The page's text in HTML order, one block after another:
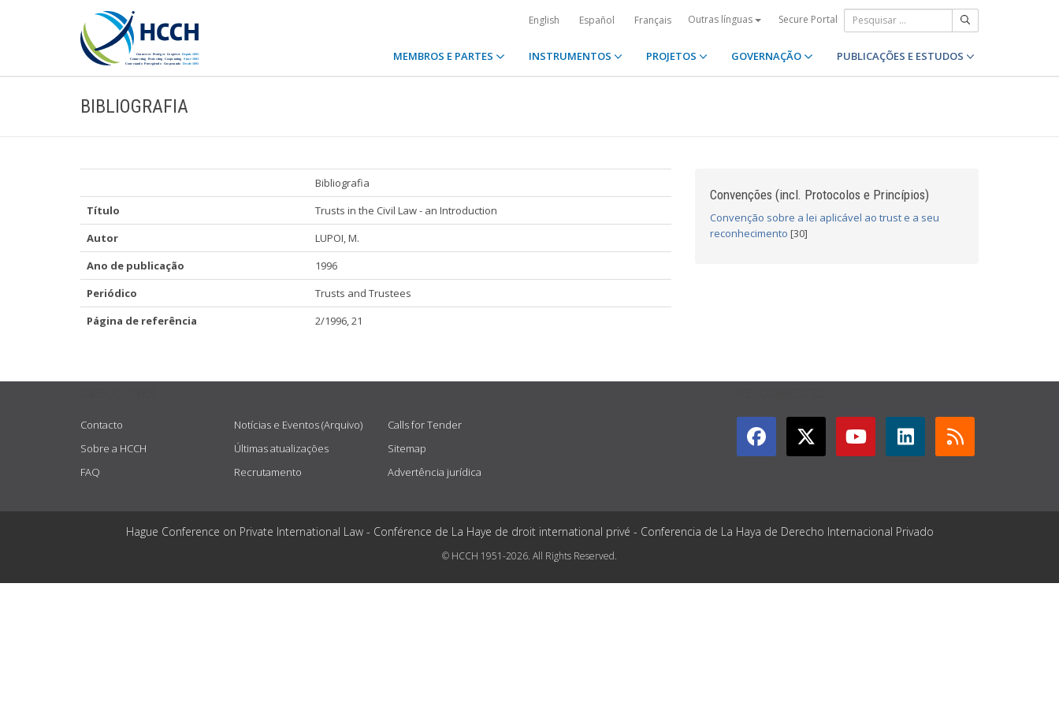
English Español Français Outras línguas Secure Portal
MEMBROS E PARTES INSTRUMENTOS PROJETOS GOVERNAÇÃO PUBLICAÇÕES E ESTUDOS
BIBLIOGRAFIA
Bibliografia
Título
Trusts in the Civil Law - an Introduction
Autor
LUPOI, M.
Ano de publicação
1996
Periódico
Trusts and Trustees
Página de referência
2/1996, 21
Convenções (incl. Protocolos e Princípios)
Convenção sobre a lei aplicável ao trust e a seu
reconhecimento [30]
Contacto
Sobre a HCCH
FAQ
Notícias e Eventos (Arquivo)
Últimas atualizações
Recrutamento
Calls for Tender
Sitemap
Advertência jurídica
Hague Conference on Private International Law - Conférence de La Haye de droit international privé - Conferencia de La Haya de Derecho Internacional Privado
© HCCH 1951-2026. All Rights Reserved.